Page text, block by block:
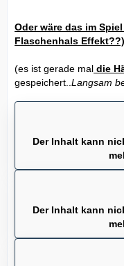
Oder wäre das im
Flaschenhals Effekt??)
(es ist gerade mal die
gespeichert.. Langsam
Der Inhalt kann
Der Inhalt kann